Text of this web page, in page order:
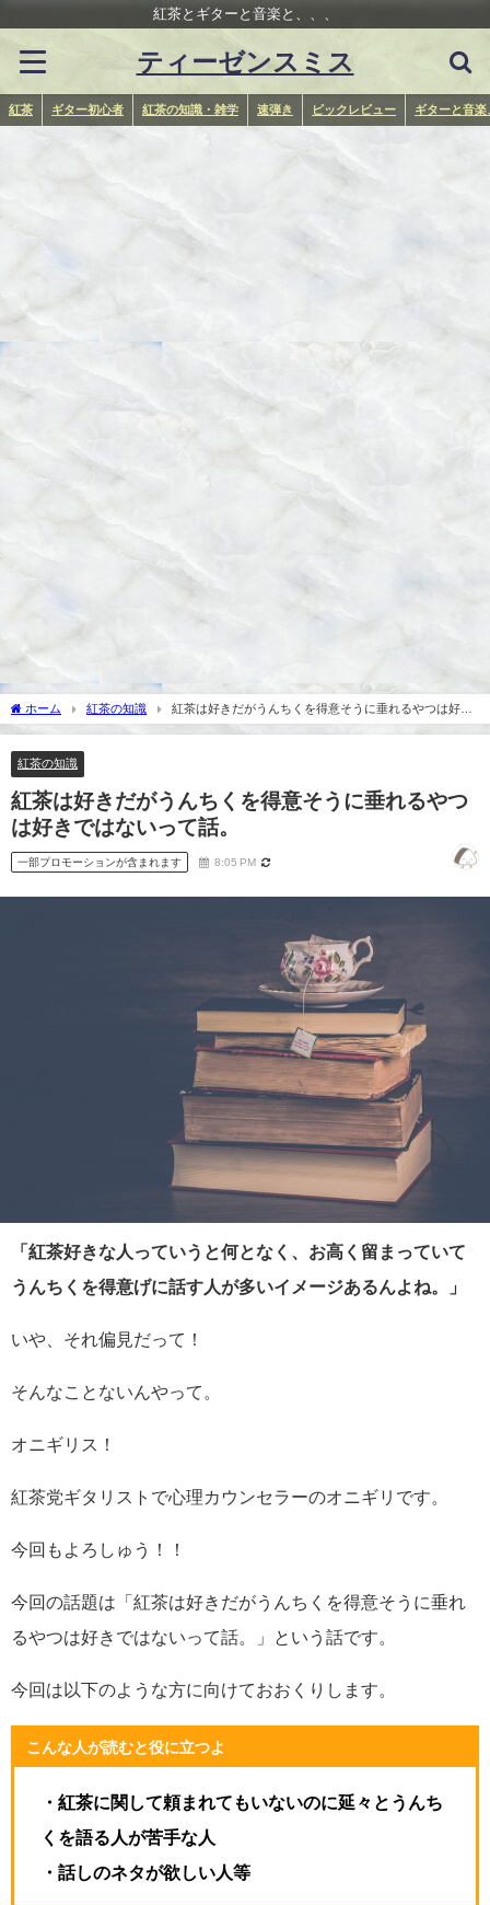
紅茶とギターと音楽と、、、
ティーゼンスミス
紅茶 ギター初心者 紅茶の知識・雑学 速弾き ピックレビュー ギターと音楽
ホーム 紅茶の知識
紅茶は好きだがうんちくを得意そうに垂れるやつは好き
ではないって話。
紅茶の知識
紅茶は好きだがうんちくを得意そうに垂れるやつ
は好きではないって話。
一部プロモーションが含まれます 8:05 PM
「紅茶好きな人っていうと何となく、お高く留まっていて
うんちくを得意げに話す人が多いイメージあるんよね。」
いや、それ偏見だって！
そんなことないんやって。
オニギリス！
紅茶党ギタリストで心理カウンセラーのオニギリです。
今回もよろしゅう！！
今回の話題は「紅茶は好きだがうんちくを得意そうに垂れ
るやつは好きではないって話。」という話です。
今回は以下のような方に向けておおくりします。
こんな人が読むと役に立つよ
・紅茶に関して頼まれてもいないのに延々とうんち
くを語る人が苦手な人
・話しのネタが欲しい人等